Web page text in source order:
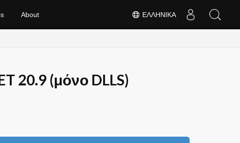
ΕΛΛΗΝΙΚΆ
About
20.9 (μόνο DLLS)